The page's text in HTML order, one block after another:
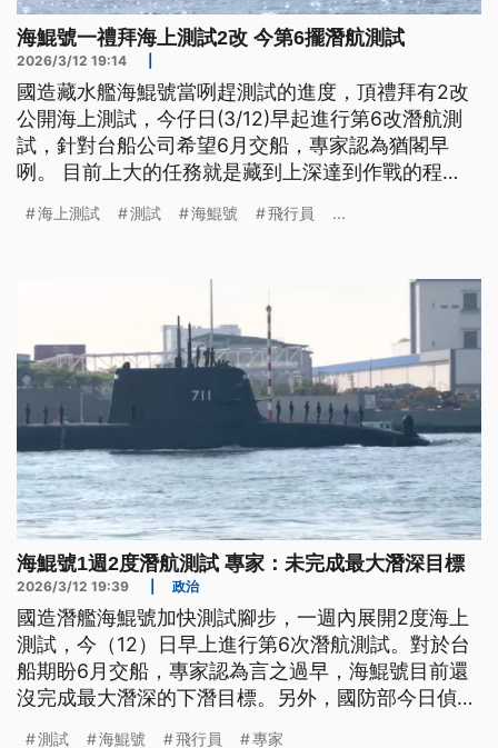
海鯤號一禮拜海上測試2改 今第6擺潛航測試
2026/3/12 19:14
國造藏水艦海鯤號當咧趕測試的進度，頂禮拜有2改
公開海上測試，今仔日(3/12)早起進行第6改潛航測
試，針對台船公司希望6月交船，專家認為猶閣早
咧。 目前上大的任務就是藏到上深達到作戰的程
量有減少，學者認為：可能中共的軍心袂穩定，防止
海上測試 測試 海鯤號 飛行員 ...
海鯤號1週2度潛航測試 專家：未完成最大潛深目標
2026/3/12 19:39 政治
國造潛艦海鯤號加快測試腳步，一週內展開2度海上
測試，今（12）日早上進行第6次潛航測試。對於台
船期盼6月交船，專家認為言之過早，海鯤號目前還
沒完成最大潛深的下潛目標。另外，國防部今日偵獲
測試 海鯤號 飛行員 專家